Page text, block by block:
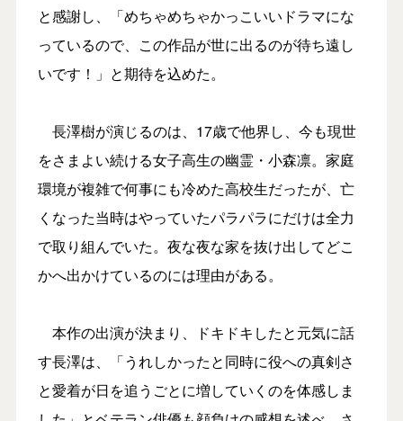
と感謝し、「めちゃめちゃかっこいいドラマにな
っているので、この作品が世に出るのが待ち遠し
いです！」と期待を込めた。
長澤樹が演じるのは、17歳で他界し、今も現世
をさまよい続ける女子高生の幽霊・小森凛。家庭
環境が複雑で何事にも冷めた高校生だったが、亡
くなった当時はやっていたパラパラにだけは全力
で取り組んでいた。夜な夜な家を抜け出してどこ
かへ出かけているのには理由がある。
本作の出演が決まり、ドキドキしたと元気に話
す長澤は、「うれしかったと同時に役への真剣さ
と愛着が日を追うごとに増していくのを体感しま